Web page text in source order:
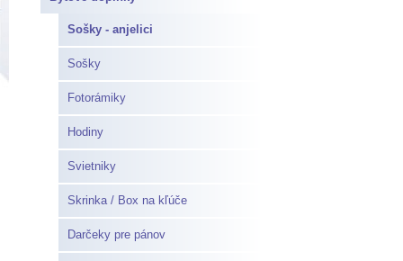
Sošky - anjelici
Sošky
Fotorámiky
Hodiny
Svietniky
Skrinka / Box na kľúče
Darčeky pre pánov